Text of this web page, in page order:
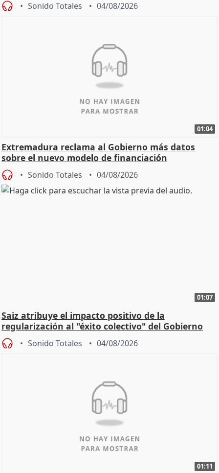
Sonido Totales 04/08/2026
01:04
Extremadura reclama al Gobierno más datos
sobre el nuevo modelo de financiación
Sonido Totales 04/08/2026
01:07
Saiz atribuye el impacto positivo de la
regularización al "éxito colectivo" del Gobierno
Sonido Totales 04/08/2026
01:11